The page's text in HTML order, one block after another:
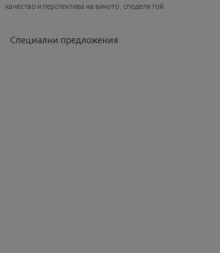
качество и перспектива на виното, споделя той.
Специални предложения